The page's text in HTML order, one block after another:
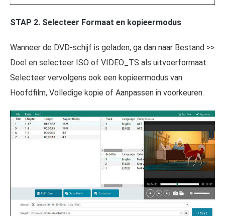
STAP 2. Selecteer Formaat en kopieermodus
Wanneer de DVD-schijf is geladen, ga dan naar Bestand >>
Doel en selecteer ISO of VIDEO_TS als uitvoerformaat.
Selecteer vervolgens ook een kopieermodus van
Hoofdfilm, Volledige kopie of Aanpassen in voorkeuren.